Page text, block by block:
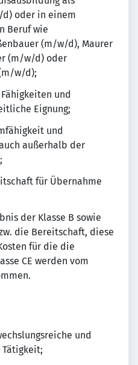
oder in einem
Beruf wie
(m/w/d), Maurer
(m/w/d) oder
w/d);
und
Eignung;
und
außerhalb der
für Übernahme
der Klasse B sowie
die Bereitschaft, diese
für die die
CE werden vom
und